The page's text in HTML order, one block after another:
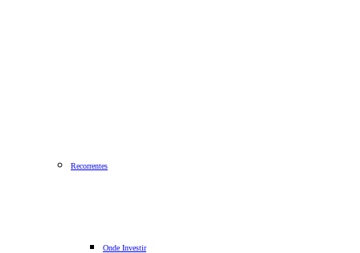
Recorrentes
Onde Investir